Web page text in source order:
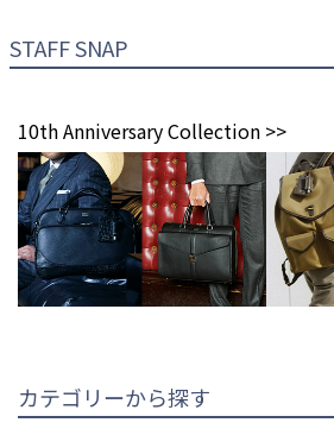
STAFF SNAP
10th Anniversary Collection >>
カテゴリーから探す